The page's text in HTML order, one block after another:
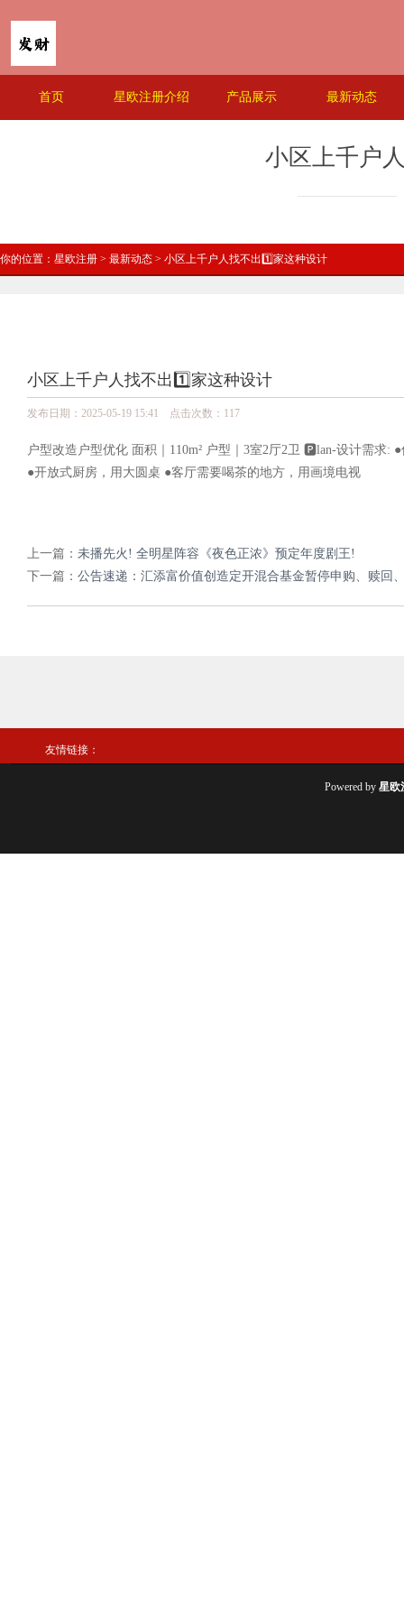
首页 星欧注册介绍 产品展示 最新动态
小区上千户
你的位置： 星欧注册 > 最新动态 > 小区上千户人找不出1️⃣家这种设计
小区上千户人找不出1️⃣家这种设计
发布日期：2025-05-19 15:41 点击次数：117
户型改造户型优化 面积｜110m² 户型｜3室2厅2卫 🅿️lan-设计需求
●开放式厨房，用大圆桌 ●客厅需要喝茶的地方，用画境电视
上一篇： 未播先火! 全明星阵容《夜色正浓》预定年度剧王!
下一篇： 公告速递：汇添富价值创造定开混合基金暂停申购、赎回
友情链接：
Powered by 星欧